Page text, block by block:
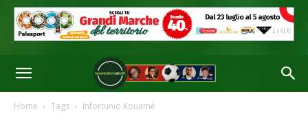
Home Tags Infortunio Kouamè